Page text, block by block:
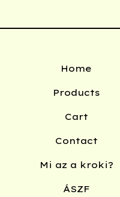
Home
Products
Cart
Contact
Mi az a kroki?
ÁSZF